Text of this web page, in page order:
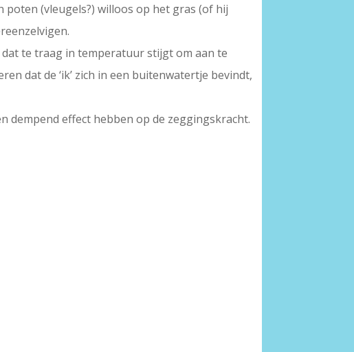
(vleugels?) willoos op het gras (of hij
te traag in temperatuur stijgt om aan te
dat de ‘ik’ zich in een buitenwatertje bevindt,
dempend effect hebben op de zeggingskracht.